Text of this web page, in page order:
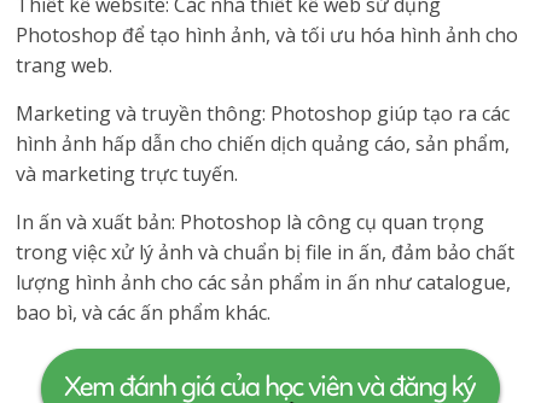
Photoshop để tạo hình ảnh, và tối ưu hóa hình ảnh cho
trang web.
Marketing và truyền thông: Photoshop giúp tạo ra các
hình ảnh hấp dẫn cho chiến dịch quảng cáo, sản phẩm,
và marketing trực tuyến.
In ấn và xuất bản: Photoshop là công cụ quan trọng
trong việc xử lý ảnh và chuẩn bị file in ấn, đảm bảo chất
lượng hình ảnh cho các sản phẩm in ấn như catalogue,
bao bì, và các ấn phẩm khác.